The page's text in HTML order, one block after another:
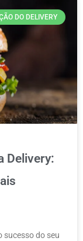
DO DELIVERY
Delivery:
sucesso do seu